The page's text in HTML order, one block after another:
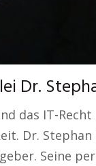
Dr.
das IT-
Dr.
Seine